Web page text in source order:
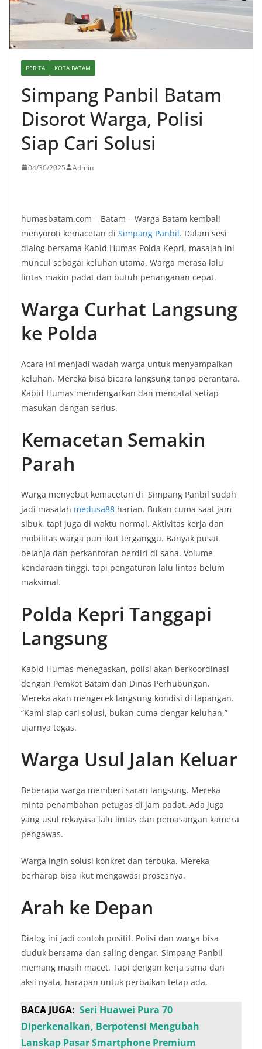
BERITA KOTA BATAM
Simpang Panbil Batam
Disorot Warga, Polisi
Siap Cari Solusi
04/30/2025 Admin
humasbatam.com – Batam – Warga Batam kembali
menyoroti kemacetan di Simpang Panbil. Dalam sesi
dialog bersama Kabid Humas Polda Kepri, masalah ini
muncul sebagai keluhan utama. Warga merasa lalu
lintas makin padat dan butuh penanganan cepat.
Warga Curhat Langsung
ke Polda
Acara ini menjadi wadah warga untuk menyampaikan
keluhan. Mereka bisa bicara langsung tanpa perantara.
Kabid Humas mendengarkan dan mencatat setiap
masukan dengan serius.
Kemacetan Semakin
Parah
Warga menyebut kemacetan di Simpang Panbil sudah
jadi masalah medusa88 harian. Bukan cuma saat jam
sibuk, tapi juga di waktu normal. Aktivitas kerja dan
mobilitas warga pun ikut terganggu. Banyak pusat
belanja dan perkantoran berdiri di sana. Volume
kendaraan tinggi, tapi pengaturan lalu lintas belum
maksimal.
Polda Kepri Tanggapi
Langsung
Kabid Humas menegaskan, polisi akan berkoordinasi
dengan Pemkot Batam dan Dinas Perhubungan.
Mereka akan mengecek langsung kondisi di lapangan.
“Kami siap cari solusi, bukan cuma dengar keluhan,”
ujarnya tegas.
Warga Usul Jalan Keluar
Beberapa warga memberi saran langsung. Mereka
minta penambahan petugas di jam padat. Ada juga
yang usul rekayasa lalu lintas dan pemasangan kamera
pengawas.
Warga ingin solusi konkret dan terbuka. Mereka
berharap bisa ikut mengawasi prosesnya.
Arah ke Depan
Dialog ini jadi contoh positif. Polisi dan warga bisa
duduk bersama dan saling dengar. Simpang Panbil
memang masih macet. Tapi dengan kerja sama dan
aksi nyata, harapan untuk perbaikan tetap ada.
BACA JUGA: Seri Huawei Pura 70
Diperkenalkan, Berpotensi Mengubah
Lanskap Pasar Smartphone Premium